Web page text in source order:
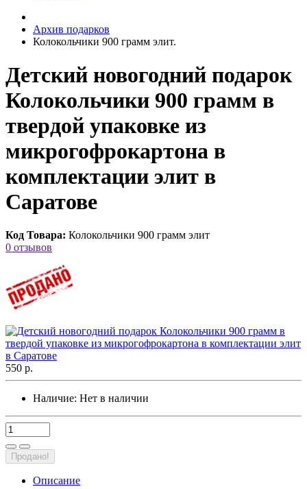
Архив подарков
Колокольчики 900 грамм элит.
Детский новогодний подарок
Колокольчики 900 грамм в
твердой упаковке из
микрогофрокартона в
комплектации элит в
Саратове
Код Товара: Колокольчики 900 грамм элит
0 отзывов
550 р.
Наличие: Нет в наличии
Продано!
Описание